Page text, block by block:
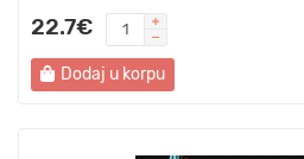
22.7€
Dodaj u korpu